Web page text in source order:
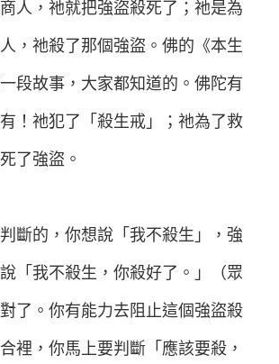
人，祂就把強盜殺死了；祂是為
，祂殺了那個強盜。佛的《本生
段故事，大家都知道的。佛陀有
！祂犯了「殺生戒」；祂為了救
了強盜。
斷的，你想說「我不殺生」，強
「我不殺生，你殺好了。」（眾
了。你有能力去阻止這個強盜殺
裡，你馬上要判斷「應該要殺，